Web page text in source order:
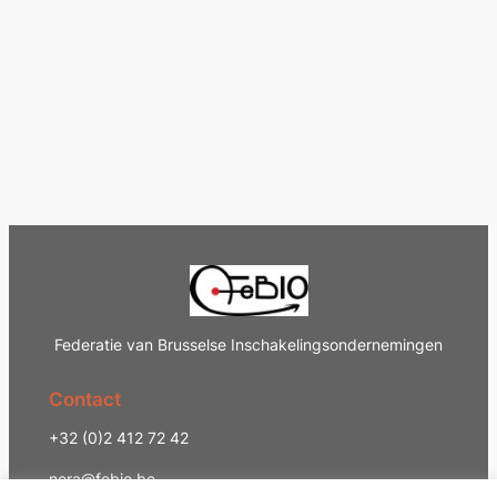
Federatie van Brusselse Inschakelingsondernemingen
Contact
+32 (0)2 412 72 42
nora@febio.be